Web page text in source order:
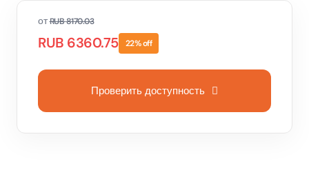
отRUB8170.03
RUB 6360.75 22% off
Проверить доступность